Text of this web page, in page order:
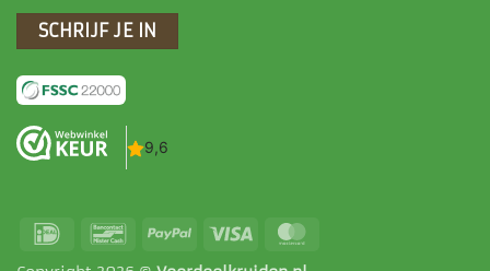
(Vereist)
IDeal BancontactPayPal Visa